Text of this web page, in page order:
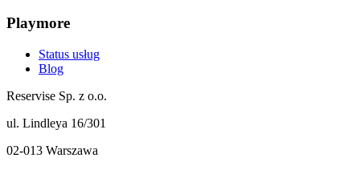
Playmore
Status usług
Blog
Reservise Sp. z o.o.
ul. Lindleya 16/301
02-013 Warszawa